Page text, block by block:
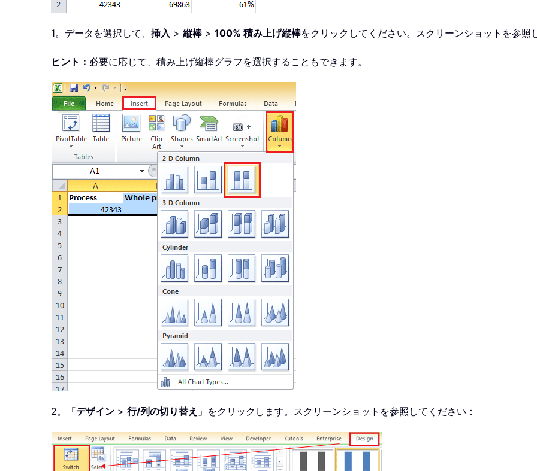
1。データを選択して、 挿入 > 縦棒> 100% 積み上げ縦棒をクリックしてください。スクリーンショットを参照
ヒント： 必要に応じて、積み上げ縦棒グラフを選択することもできます。
2。「デザイン > 行/列の切り替え 」をクリックします。スクリーンショットを参照してください：